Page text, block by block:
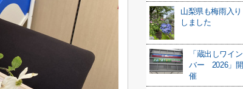
山梨県も梅雨入り
しました
「蔵出しワイン
バー 2026」開
催